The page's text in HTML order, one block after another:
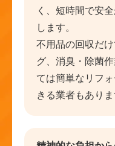
く、短時間で安
します。
不用品の回収だ
グ、消臭・除菌
ては簡単なリフ
きる業者もありま